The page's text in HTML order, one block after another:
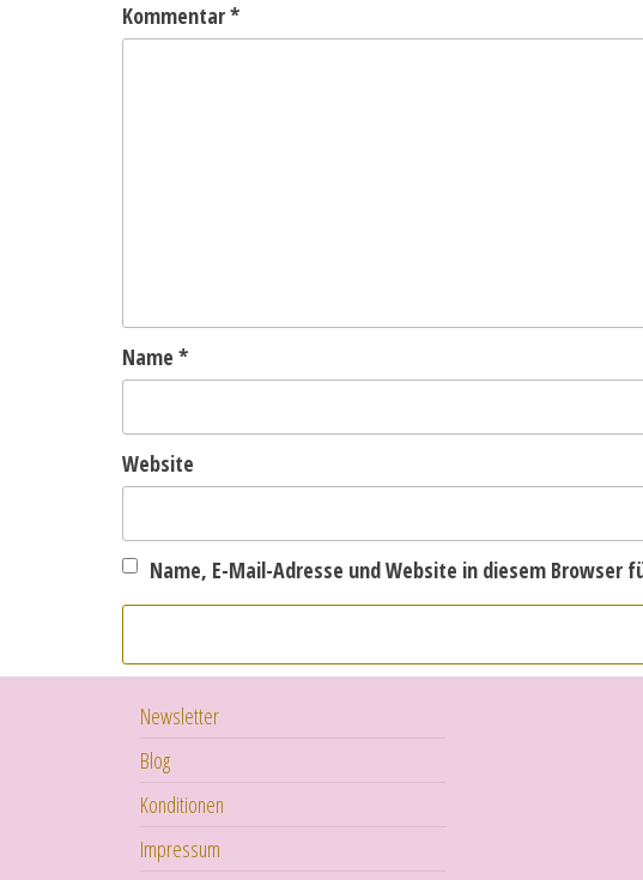
Kommentar*
Name *
Website
Name, E-Mail-Adresse und Website in diesem Browser
Newsletter
Blog
Konditionen
Impressum